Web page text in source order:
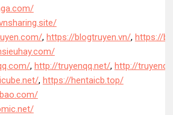
, https://blogtruyen.vn/, https://
, http://truyenqq.net/, http://
, https://hentaicb.top/